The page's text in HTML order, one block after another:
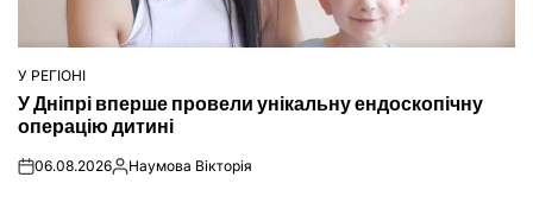
ОПУБЛІКУВАТИ
У
У РЕГІОНІ
У Дніпрі вперше провели унікальну ендоскопічну
операцію дитині
on06.08.2026Опубліковано
Наумова Вікторія